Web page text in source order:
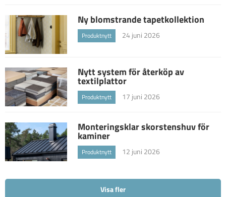
Ny blomstrande tapetkollektion
Produktnytt 24 juni 2026
Nytt system för återköp av
textilplattor
Produktnytt 17 juni 2026
Monteringsklar skorstenshuv för
kaminer
Produktnytt 12 juni 2026
Visa fler